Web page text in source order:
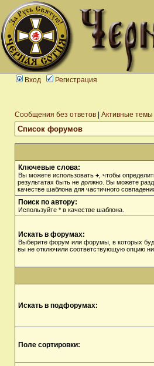
Вход Регистрация
Сообщения без ответов Активные темы
Список форумов
Ключевые слова:
Вы можете использовать + , чтобы
результатах быть не должно. Вы можете
качестве шаблона для частичного
Поиск по автору:
Используйте * в качестве шаблона.
Искать в форумах:
Выберите форум или форумы, в которых
вы не отключили соответствующую опцию
Искать в подфорумах:
Поле сортировки: